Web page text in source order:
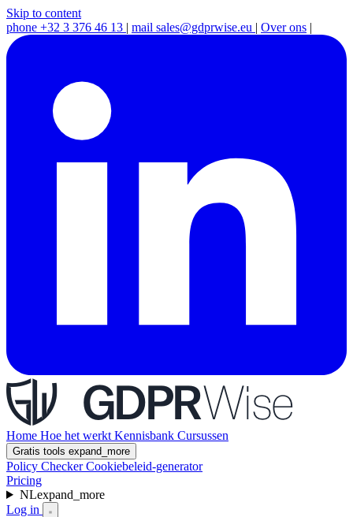
Skip to content
phone +32 3 376 46 13 | mail sales@gdprwise.eu | Over ons |
Home Hoe het werkt Kennisbank Cursussen
Gratis tools expand_more
Policy CheckerCookiebeleid-generator
Pricing
NLexpand_more
Log in